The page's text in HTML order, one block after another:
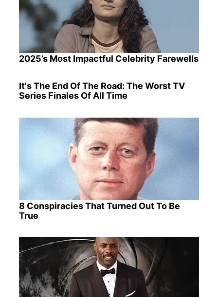
2025’s Most Impactful Celebrity Farewells
It's The End Of The Road: The Worst TV
Series Finales Of All Time
8 Conspiracies That Turned Out To Be
True